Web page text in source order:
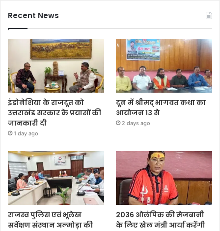
Recent News
इंडोनेशिया के राजदूत को
उत्तराखंड सरकार के प्रयासों की
जानकारी दी
1 day ago
दून में श्रीमद् भागवत कथा का
आयोजन 13 से
2 days ago
राजस्व पुलिस एवं भूलेख
सर्वेक्षण संस्थान अल्मोड़ा की
2036 ओलंपिक की मेजबानी
के लिए खेल मंत्री आर्या करेंगी